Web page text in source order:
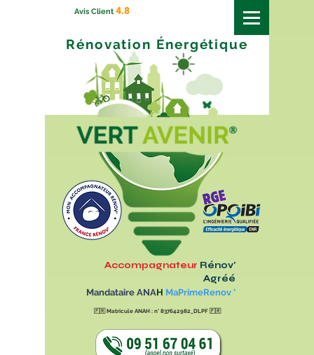
Avis Client 4.8
Rénovation Énergétique
Accompagnateur Rénov'
Agréé
Mandataire ANAH MaPrimeRenov '
🇫🇷Matricule ANAH : n° 837642982_DLPF🇫🇷